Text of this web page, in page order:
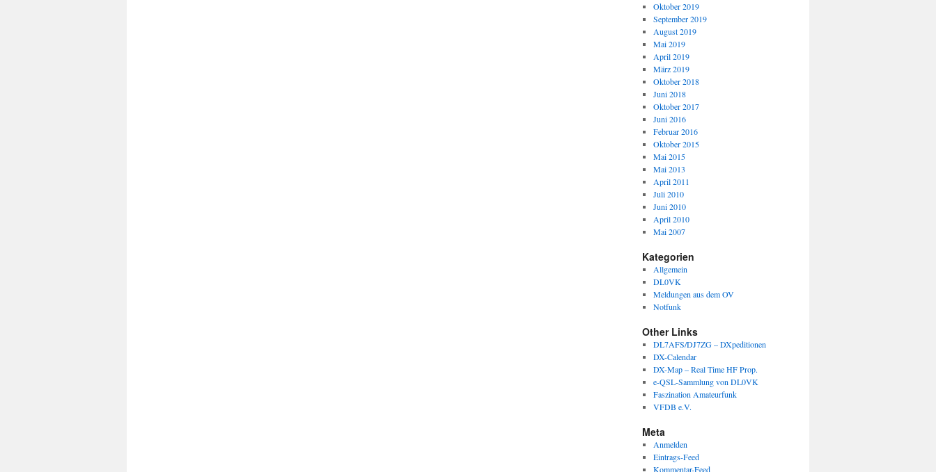
Oktober 2019
September 2019
August 2019
Mai 2019
April 2019
März 2019
Oktober 2018
Juni 2018
Oktober 2017
Juni 2016
Februar 2016
Oktober 2015
Mai 2015
Mai 2013
April 2011
Juli 2010
Juni 2010
April 2010
Mai 2007
Kategorien
Allgemein
DL0VK
Meldungen aus dem OV
Notfunk
Other Links
DL7AFS/DJ7ZG – DXpeditionen
DX-Calendar
DX-Map – Real Time HF Prop.
e-QSL-Sammlung von DL0VK
Faszination Amateurfunk
VFDB e.V.
Meta
Anmelden
Eintrags-Feed
Kommentar-Feed